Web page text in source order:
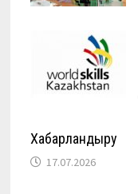
Хабарландыру
17.07.2026